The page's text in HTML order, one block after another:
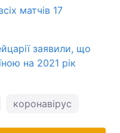
матчів 17
заявили, що
на 2021 рік
коронавірус